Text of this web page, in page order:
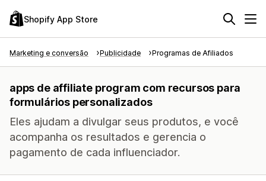
Shopify App Store
Marketing e conversão Publicidade Programas de Afiliados
apps de affiliate program com recursos para
formulários personalizados
Eles ajudam a divulgar seus produtos, e você
acompanha os resultados e gerencia o
pagamento de cada influenciador.